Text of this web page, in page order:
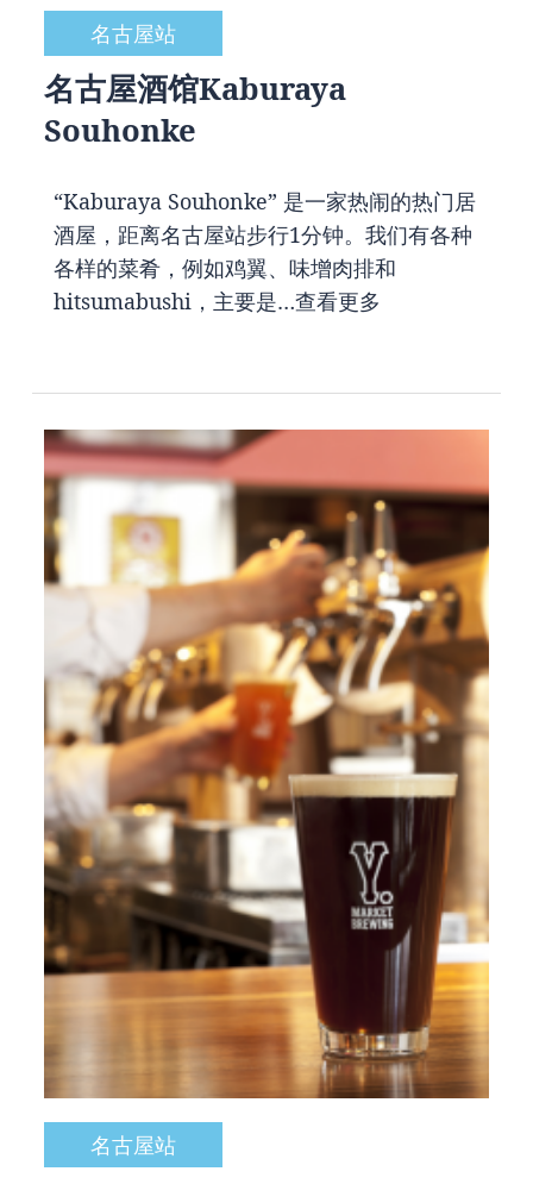
名古屋站
名古屋酒馆Kaburaya
Souhonke
“Kaburaya Souhonke” 是一家热闹的热门居
酒屋，距离名古屋站步行1分钟。我们有各种
各样的菜肴，例如鸡翼、味增肉排和
hitsumabushi，主要是…查看更多
名古屋站